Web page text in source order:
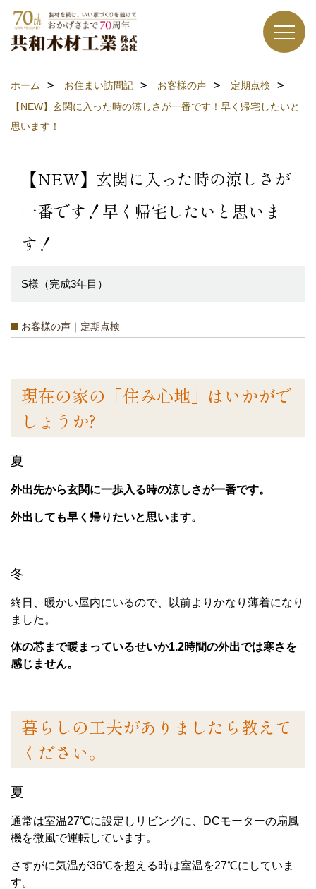
ホーム お住まい訪問記 お客様の声
定期点検
【NEW】玄関に入った時の涼しさが一番です！早く帰宅したいと
思います！
【NEW】玄関に入った時の涼しさが
一番です！早く帰宅したいと思いま
す！
S様（完成3年目）
お客様の声｜定期点検
現在の家の「住み心地」はいかがで
しょうか?
夏
外出先から玄関に一歩入る時の涼しさが一番です。
外出しても早く帰りたいと思います。
冬
終日、暖かい屋内にいるので、以前よりかなり薄着になり
ました。
体の芯まで暖まっているせいか1.2時間の外出では寒さを
感じません。
暮らしの工夫がありましたら教えて
ください。
夏
通常は室温27℃に設定しリビングに、DCモーターの扇風
機を微風で運転しています。
さすがに気温が36℃を超える時は室温を27℃にしていま
す。